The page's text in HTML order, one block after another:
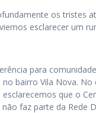
os tristes
esclarecer um
para
bairro Vila Nova.
que o
faz parte da Rede